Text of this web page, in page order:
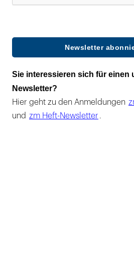
Newsletter
Sie interessieren sich für einen
Newsletter?
Hier geht zu den Anmeldungen
und zm Heft-Newsletter .